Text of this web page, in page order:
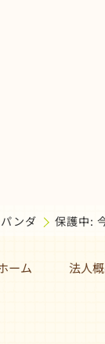
パンダ 保護中:
ーム 法人